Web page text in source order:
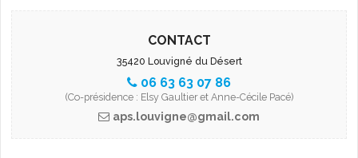
DES PROJETS POUR DEMAIN
CONTACT
35420 Louvigné du Désert
06 63 63 07 86
(Co-présidence : Elsy Gaultier et Anne-Cécile Pacé)
aps.louvigne@gmail.com